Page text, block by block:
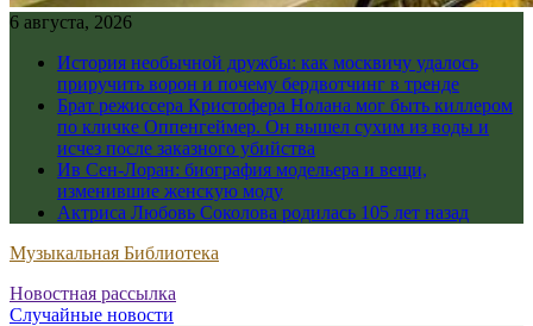
6 августа, 2026
История необычной дружбы: как москвичу удалось
приручить ворон и почему бердвотчинг в тренде
Брат режиссера Кристофера Нолана мог быть киллером
по кличке Оппенгеймер. Он вышел сухим из воды и
исчез после заказного убийства
Ив Сен-Лоран: биография модельера и вещи,
изменившие женскую моду
Актриса Любовь Соколова родилась 105 лет назад
Музыкальная Библиотека
Новостная рассылка
Случайные новости